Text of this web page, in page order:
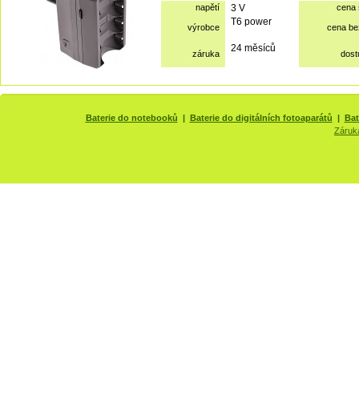
napětí 3 V cena
výrobce
T6 power
cena
záruka
24 měsíců
Baterie do notebooků | Baterie do digitálních fotoaparátů |